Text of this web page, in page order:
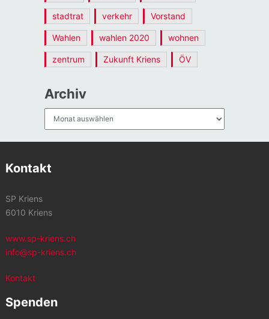
stadtrat verkehr Vorstand
Wahlen wahlen 2020 wohnen
zentrum Zukunft Kriens ÖV
Archiv
Kontakt
SP Kriens
6010 Kriens
www.sp-kriens.ch
info@sp-kriens.ch
Kontakt
Spenden